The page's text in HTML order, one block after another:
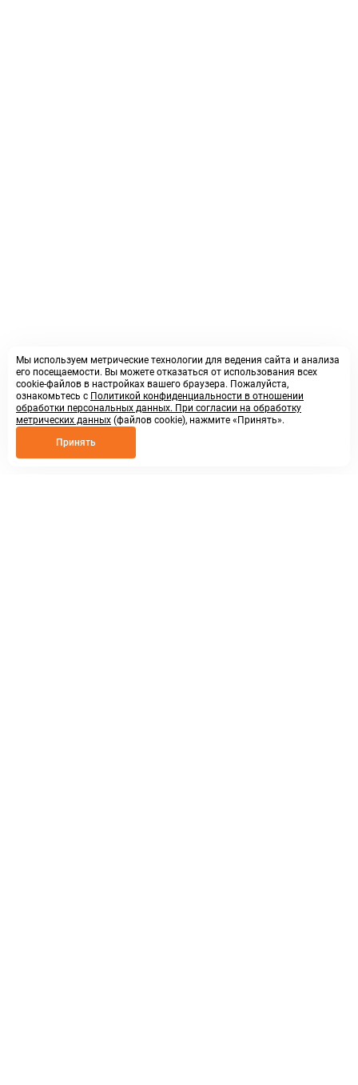
Мы используем метрические технологии для ведения сайта и анализа
его посещаемости. Вы можете отказаться от использования всех
cookie-файлов в настройках вашего браузера. Пожалуйста,
ознакомьтесь с Политикой конфиденциальности в отношении
обработки персональных данных. При согласии на обработку
метрических данных (файлов cookie), нажмите «Принять».
Принять